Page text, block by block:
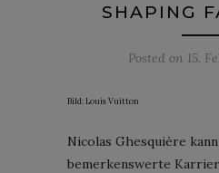
SHAPING
Posted on 15.
Bild: Louis Vuitton
Nicolas Ghesquière
bemerkenswerte